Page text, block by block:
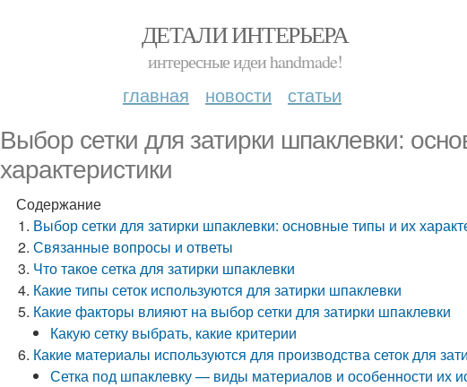
ДЕТАЛИ ИНТЕРЬЕРА
интересные идеи handmade!
главная новости статьи
Выбор сетки для затирки шпаклевки:
характеристики
Содержание
Выбор сетки для затирки шпаклевки: основные типы и их
Связанные вопросы и ответы
Что такое сетка для затирки шпаклевки
Какие типы сеток используются для затирки шпаклевки
Какие факторы влияют на выбор сетки для затирки шпаклевки
Какую сетку выбрать, какие критерии
Какие материалы используются для производства сеток для
Сетка под шпаклевку — виды материалов и особенности их